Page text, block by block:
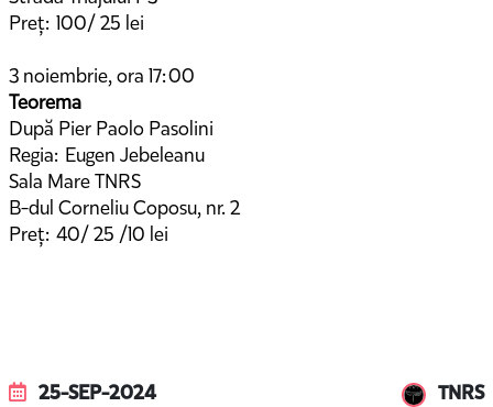
Preț: 100/ 25 lei
3 noiembrie, ora 17:00
Teorema
După Pier Paolo Pasolini
Regia: Eugen Jebeleanu
Sala Mare TNRS
B-dul Corneliu Coposu, nr. 2
Preț: 40/ 25 /10 lei
25-SEP-2024 TNRS